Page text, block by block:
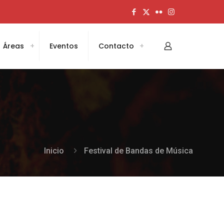
Áreas Eventos Contacto
Inicio Festival de Bandas de Música